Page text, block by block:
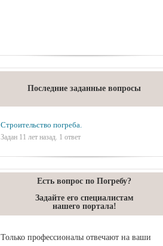
Последние заданные вопросы
Строительство погреба.
Задан 11 лет назад. 1 ответ
Есть вопрос по Погребу?
Задайте его специалистам
нашего портала!
Только профессионалы отвечают на ваши